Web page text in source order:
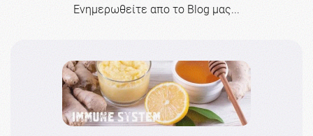
Ενημερωθείτε απο το Blog μας...